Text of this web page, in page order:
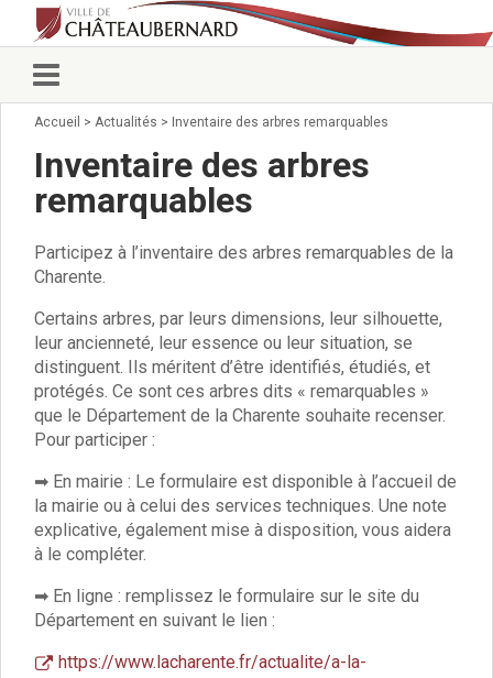
Vie municipale
Conseillers municipaux
Commissions 2026
Arrêtés du Maire
Services municipaux
Organigramme
Pour venir nous voir
État civil/élections/formalités
administratives
Services Techniques
C.C.A.S.
Affaires Scolaires
Vie associative
Police Municipale/règlementation
Cimetière/réglementation funéraire
Licences boissons
Inscriptions sur les listes électorales
Cadastre
Accueil > Actualités > Inventaire des arbres remarquables
Inventaire des arbres
remarquables
Participez à l’inventaire des arbres remarquables de la
Charente.
Certains arbres, par leurs dimensions, leur silhouette,
leur ancienneté, leur essence ou leur situation, se
distinguent. Ils méritent d’être identifiés, étudiés, et
protégés. Ce sont ces arbres dits « remarquables »
que le Département de la Charente souhaite recenser.
Pour participer :
➡ En mairie : Le formulaire est disponible à l’accueil de
la mairie ou à celui des services techniques. Une note
explicative, également mise à disposition, vous aidera
à le compléter.
➡ En ligne : remplissez le formulaire sur le site du
Département en suivant le lien :
https://www.lacharente.fr/actualite/a-la-